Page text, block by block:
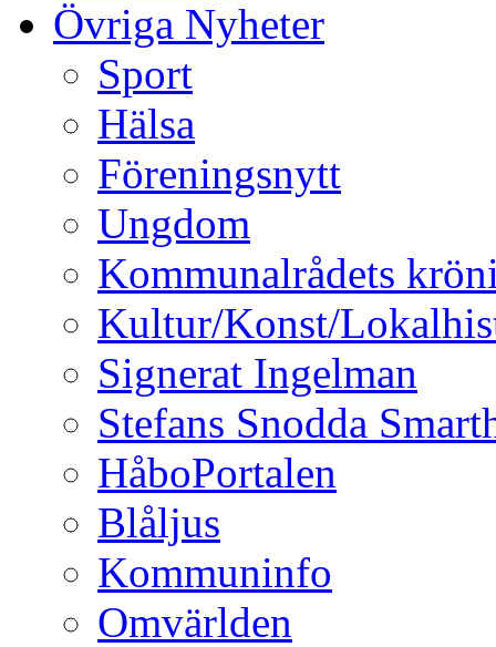
Övriga Nyheter
Sport
Hälsa
Föreningsnytt
Ungdom
Kommunalrådets
Kultur/Konst/
Signerat Ingelman
Stefans Snodda
HåboPortalen
Blåljus
Kommuninfo
Omvärlden